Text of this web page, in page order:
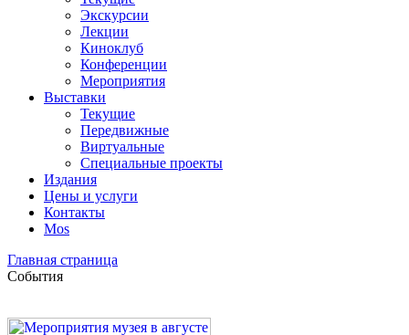
Экскурсии
Лекции
Киноклуб
Конференции
Мероприятия
Выставки
Текущие
Передвижные
Виртуальные
Специальные проекты
Издания
Цены и услуги
Контакты
Mos
Главная страница
События